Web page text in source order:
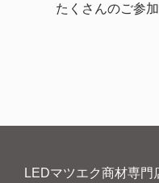
たくさんのご参
LEDマツエク商材専門